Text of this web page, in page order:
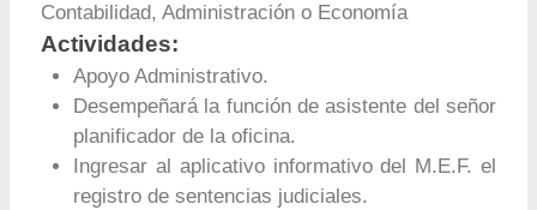
Contabilidad, Administración o Economía
Actividades:
Apoyo Administrativo.
Desempeñará la función de asistente del señor
planificador de la oficina.
Ingresar al aplicativo informativo del M.E.F. el
registro de sentencias judiciales.